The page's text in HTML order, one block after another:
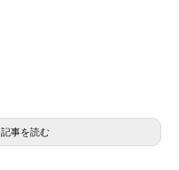
記事を読む